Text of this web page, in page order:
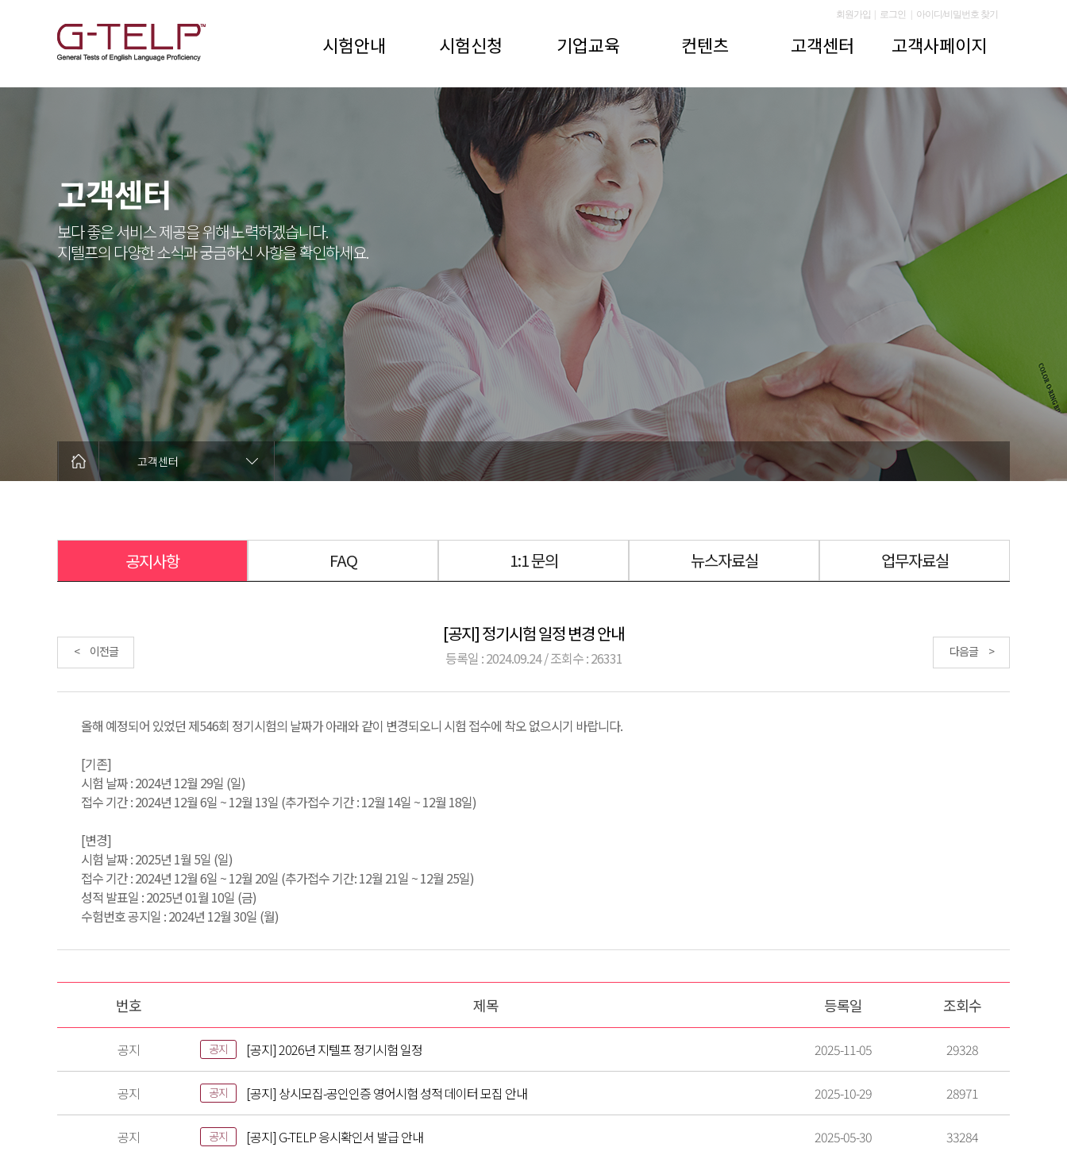
회원가입 로그인 아이디/비밀번호 찾기
시험안내 시험신청 기업교육 컨텐츠 고객센터 고객사페이지
고객센터
보다 좋은 서비스 제공을 위해 노력하겠습니다.
지텔프의 다양한 소식과 궁금하신 사항을 확인하세요.
고객센터
공지사항 FAQ 1:1 문의 뉴스자료실 업무자료실
[공지] 정기시험 일정 변경 안내
등록일 : 2024.09.24 / 조회수 : 26331
< 이전글 다음글 >
올해 예정되어 있었던 제546회 정기시험의 날짜가 아래와 같이 변경되오니 시험 접수에 착오 없으시기 바랍니다.
[기존]
시험 날짜 : 2024년 12월 29일 (일)
접수 기간 : 2024년 12월 6일 ~ 12월 13일 (추가접수 기간 : 12월 14일 ~ 12월 18일)
[변경]
시험 날짜 : 2025년 1월 5일 (일)
접수 기간 : 2024년 12월 6일 ~ 12월 20일 (추가접수 기간: 12월 21일 ~ 12월 25일)
성적 발표일 : 2025년 01월 10일 (금)
수험번호 공지일 : 2024년 12월 30일 (월)
번호 제목 등록일 조회수
공지 공지 [공지] 2026년 지텔프 정기시험 일정 2025-11-05 29328
공지 공지 [공지] 상시모집-공인인증 영어시험 성적 데이터 모집 안내 2025-10-29 28971
공지 공지 [공지] G-TELP 응시확인서 발급 안내 2025-05-30 33284